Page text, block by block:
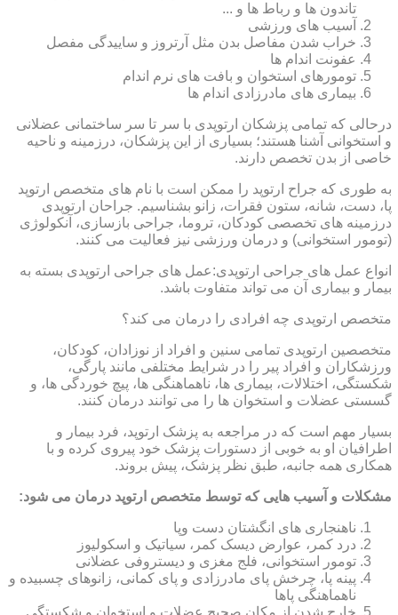
تاندون ها و رباط ها و ...
آسیب های ورزشی
خراب شدن مفاصل بدن مثل آرتروز و ساییدگی مفصل
عفونت اندام ها
تومورهای استخوان و بافت های نرم اندام
بیماری های مادرزادی اندام ها
درحالی که تمامی پزشکان ارتوپدی با سر تا سر ساختمانی عضلانی
و استخوانی آشنا هستند؛ بسیاری از این پزشکان، درزمینه و ناحیه
خاصی از بدن تخصص دارند.
به طوری که جراح ارتوپد را ممکن است با نام های متخصص ارتوپد
پا، دست، شانه، ستون فقرات، زانو بشناسیم. جراحان ارتوپدی
درزمینه های تخصصی کودکان، تروما، جراحی بازسازی، آنکولوژی
(تومور استخوانی) و درمان ورزشی نیز فعالیت می کنند.
انواع عمل های جراحی ارتوپدی:عمل های جراحی ارتوپدی بسته به
بیمار و بیماری آن می تواند متفاوت باشد.
متخصص ارتوپدی چه افرادی را درمان می کند؟
متخصصین ارتوپدی تمامی سنین و افراد از نوزادان، کودکان،
ورزشکاران و افراد پیر را در شرایط مختلفی مانند پارگی،
شکستگی، اختلالات، بیماری ها، ناهماهنگی ها، پیچ خوردگی ها، و
گسستی عضلات و استخوان ها را می توانند درمان کنند.
بسیار مهم است که در مراجعه به پزشک ارتوپد، فرد بیمار و
اطرافیان او به خوبی از دستورات پزشک خود پیروی کرده و با
همکاری همه جانبه، طبق نظر پزشک، پیش بروند.
مشکلات و آسیب هایی که توسط متخصص ارتوپد درمان می شود:
ناهنجاری های انگشتان دست وپا
درد کمر، عوارض دیسک کمر، سیاتیک و اسکولیوز
تومور استخوانی، فلج مغزی و دیستروفی عضلانی
پینه پا، چرخش پای مادرزادی و پای کمانی، زانوهای چسبیده و
ناهماهنگی پاها